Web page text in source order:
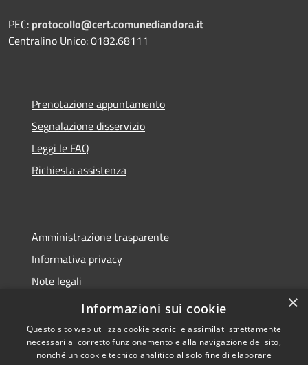
PEC: protocollo@cert.comunediandora.it
Centralino Unico: 0182.68111
Prenotazione appuntamento
Segnalazione disservizio
Leggi le FAQ
Richiesta assistenza
Amministrazione trasparente
Informativa privacy
Note legali
Dichiarazione di accessibilità
×
Informazioni sui cookie
Questo sito web utilizza cookie tecnici e assimilati strettamente
necessari al corretto funzionamento e alla navigazione del sito,
nonché un cookie tecnico analitico al solo fine di elaborare